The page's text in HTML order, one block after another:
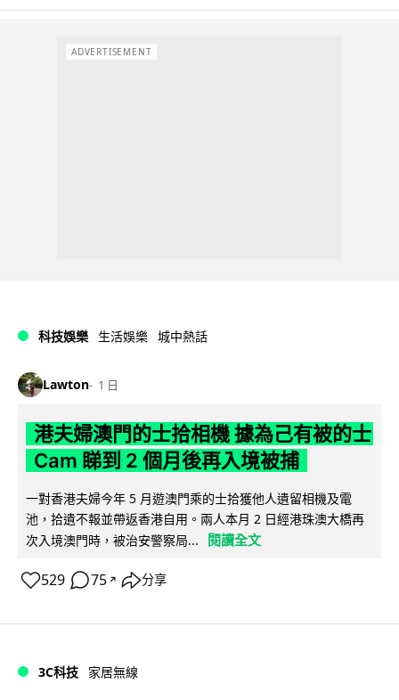
ADVERTISEMENT
科技娛樂 生活娛樂 城中熱話
Lawton 1 日
港夫婦澳門的士拾相機 據為己有被的士
Cam 睇到 2 個月後再入境被捕
一對香港夫婦今年 5 月遊澳門乘的士拾獲他人遺留相機及電
池，拾遺不報並帶返香港自用。兩人本月 2 日經港珠澳大橋再
次入境澳門時，被治安警察局...
閱讀全文
529 75 ↗ 分享
3C科技 家居無線